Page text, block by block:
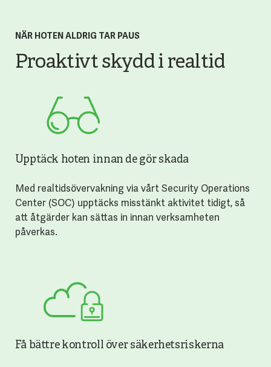
NÄR HOTEN ALDRIG TAR PAUS
Proaktivt skydd i realtid
Upptäck hoten innan de gör skada
Med realtidsövervakning via vårt Security Operations
Center (SOC) upptäcks misstänkt aktivitet tidigt, så
att åtgärder kan sättas in innan verksamheten
påverkas.
Få bättre kontroll över säkerhetsriskerna